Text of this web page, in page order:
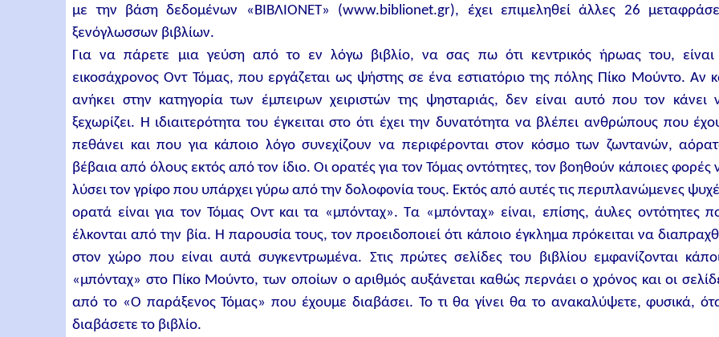
με την βάση δεδομένων «ΒΙΒΛΙΟΝΕΤ» (www.biblionet.gr), έχει επιμεληθεί άλλες 26
ξενόγλωσσων βιβλίων.
Για να πάρετε μια γεύση από το εν λόγω βιβλίο, να σας πω ότι κεντρικός ήρωας του,
εικοσάχρονος Οντ Τόμας, που εργάζεται ως ψήστης σε ένα εστιατόριο της πόλης Πίκο Μούντο. Αν
ανήκει στην κατηγορία των έμπειρων χειριστών της ψησταριάς, δεν είναι αυτό που τον κάνει
ξεχωρίζει. Η ιδιαιτερότητα του έγκειται στο ότι έχει την δυνατότητα να βλέπει ανθρώπους που
πεθάνει και που για κάποιο λόγο συνεχίζουν να περιφέρονται στον κόσμο των ζωντανών,
βέβαια από όλους εκτός από τον ίδιο. Οι ορατές για τον Τόμας οντότητες, τον βοηθούν κάποιες φορές
λύσει τον γρίφο που υπάρχει γύρω από την δολοφονία τους. Εκτός από αυτές τις περιπλανώμενες
ορατά είναι για τον Τόμας Οντ και τα «μπόνταχ». Τα «μπόνταχ» είναι, επίσης, άυλες οντότητες
έλκονται από την βία. Η παρουσία τους, τον προειδοποιεί ότι κάποιο έγκλημα πρόκειται να
στον χώρο που είναι αυτά συγκεντρωμένα. Στις πρώτες σελίδες του βιβλίου εμφανίζονται
«μπόνταχ» στο Πίκο Μούντο, των οποίων ο αριθμός αυξάνεται καθώς περνάει ο χρόνος και οι
από το «Ο παράξενος Τόμας» που έχουμε διαβάσει. Το τι θα γίνει θα το ανακαλύψετε, φυσικά,
διαβάσετε το βιβλίο.